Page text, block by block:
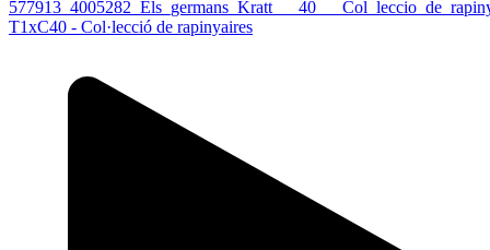
T1xC40 - Col·lecció de rapinyaires